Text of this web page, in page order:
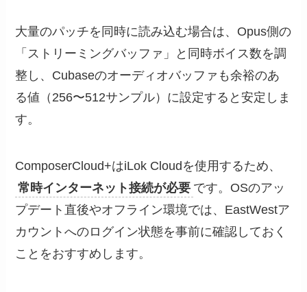
大量のパッチを同時に読み込む場合は、Opus側の
「ストリーミングバッファ」と同時ボイス数を調
整し、Cubaseのオーディオバッファも余裕のあ
る値（256〜512サンプル）に設定すると安定しま
す。
ComposerCloud+はiLok Cloudを使用するため、
常時インターネット接続が必要 です。OSのアッ
プデート直後やオフライン環境では、EastWestア
カウントへのログイン状態を事前に確認しておく
ことをおすすめします。